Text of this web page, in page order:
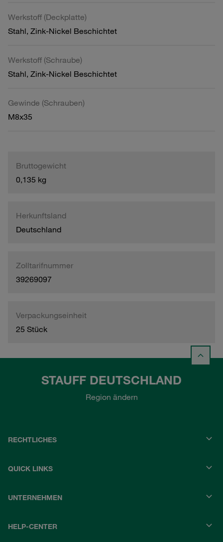
Werkstoff (Deckplatte)
Stahl, Zink-Nickel Beschichtet
Werkstoff (Schraube)
Stahl, Zink-Nickel Beschichtet
Gewinde (Schrauben)
M8x35
Bruttogewicht
0,135 kg
Herkunftsland
Deutschland
Zolltarifnummer
39269097
Verpackungseinheit
25 Stück
STAUFF DEUTSCHLAND
Region ändern
RECHTLICHES
QUICK LINKS
UNTERNEHMEN
HELP-CENTER